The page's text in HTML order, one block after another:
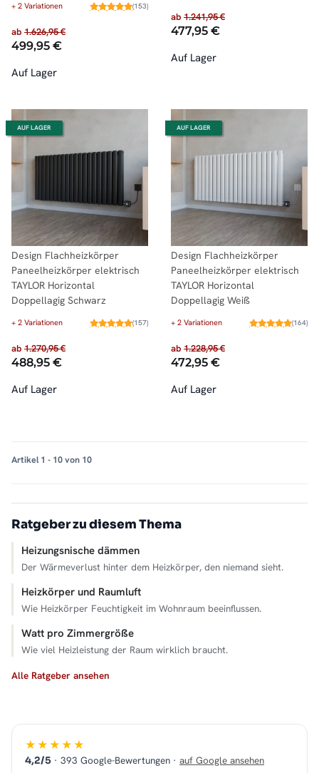
+ 2 Variationen (153)
ab 1.626,95 €
499,95 €
Auf Lager
ab 1.241,95 €
477,95 €
Auf Lager
AUF LAGER
Design Flachheizkörper
Paneelheizkörper elektrisch
TAYLOR Horizontal
Doppellagig Schwarz
+ 2 Variationen (157)
ab 1.270,95 €
488,95 €
Auf Lager
AUF LAGER
Design Flachheizkörper
Paneelheizkörper elektrisch
TAYLOR Horizontal
Doppellagig Weiß
+ 2 Variationen (164)
ab 1.228,95 €
472,95 €
Auf Lager
Artikel 1 - 10 von 10
Ratgeber zu diesem Thema
Heizungsnische dämmen
Der Wärmeverlust hinter dem Heizkörper, den niemand sieht.
Heizkörper und Raumluft
Wie Heizkörper Feuchtigkeit im Wohnraum beeinflussen.
Watt pro Zimmergröße
Wie viel Heizleistung der Raum wirklich braucht.
Alle Ratgeber ansehen
★★★★★
4,2/5 · 393 Google-Bewertungen · auf Google ansehen